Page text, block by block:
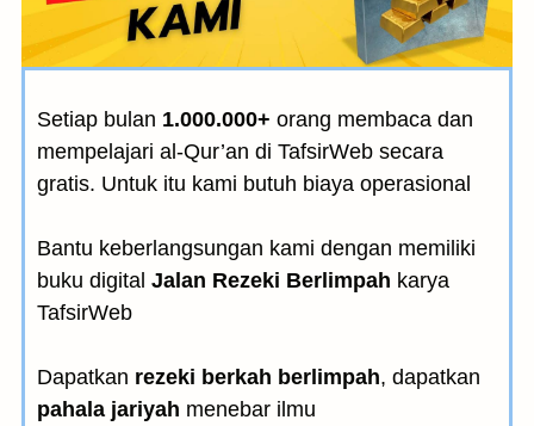
Setiap bulan 1.000.000+ orang membaca dan
mempelajari al-Qur’an di TafsirWeb secara
gratis. Untuk itu kami butuh biaya operasional
Bantu keberlangsungan kami dengan memiliki
buku digital Jalan Rezeki Berlimpah karya
TafsirWeb
Dapatkan rezeki berkah berlimpah, dapatkan
pahala jariyah menebar ilmu